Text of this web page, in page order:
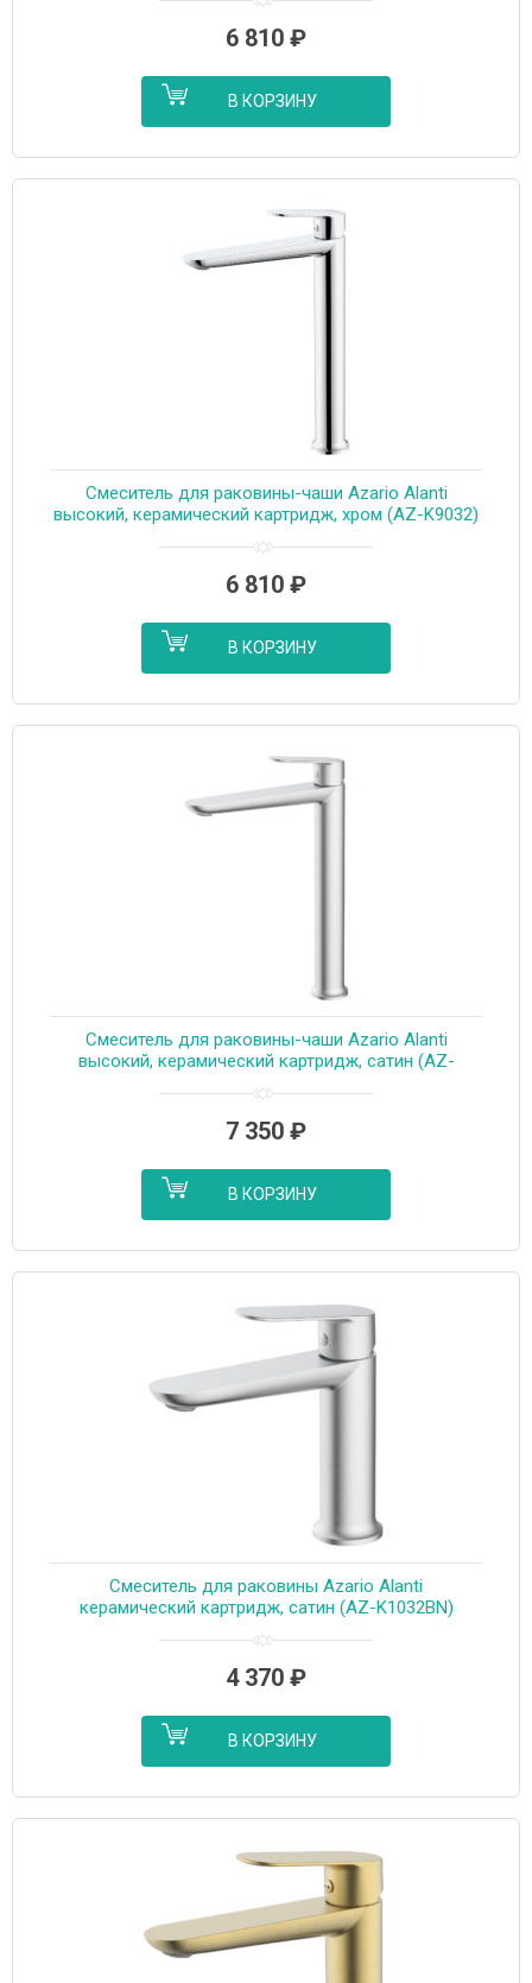
6 810 ₽
В КОРЗИНУ
Смеситель для раковины-чаши Azario Alanti
высокий, керамический картридж, хром (AZ-K9032)
6 810 ₽
В КОРЗИНУ
Смеситель для раковины-чаши Azario Alanti
высокий, керамический картридж, сатин (AZ-
7 350 ₽
В КОРЗИНУ
Cмеситель для раковины Azario Alanti
керамический картридж, сатин (AZ-K1032BN)
4 370 ₽
В КОРЗИНУ